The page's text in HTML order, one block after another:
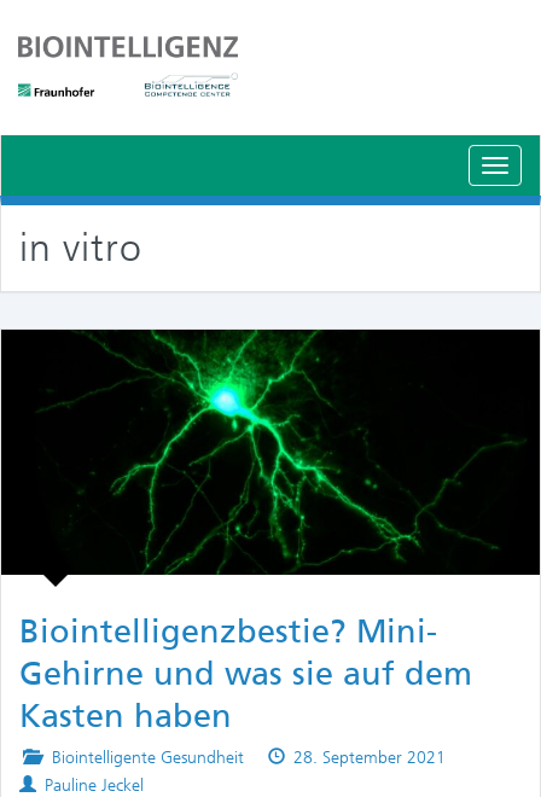
in vitro
Biointelligenzbestie? Mini-
Gehirne und was sie auf dem
Kasten haben
Posted
in
Biointelligente Gesundheit
Published
28. September 2021
Authors
Pauline Jeckel